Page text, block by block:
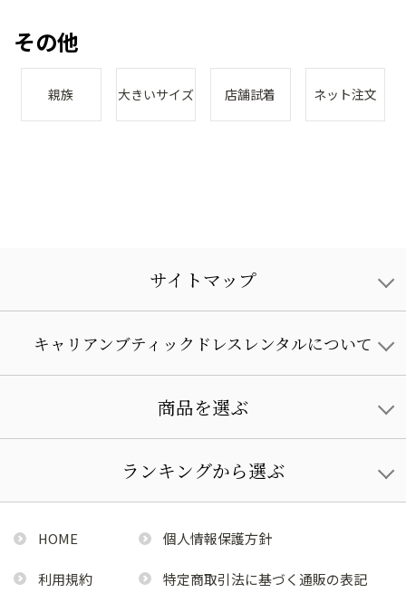
その他
親族 大きいサイズ 店舗試着 ネット注文
サイトマップ
キャリアンブティックドレスレンタルについて
商品を選ぶ
ランキングから選ぶ
HOME 個人情報保護方針
利用規約 特定商取引法に基づく通販の表記